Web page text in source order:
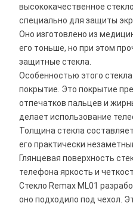
высококачественное
специально для защиты
Оно изготовлено из
его тоньше, но при этом
защитные стекла.
Особенностью этого
покрытие. Это покрытие
отпечатков пальцев и
делает использование
Толщина стекла
его практически
Глянцевая поверхность
телефона яркость и
Стекло Remax ML01
оно подходило под чехол.